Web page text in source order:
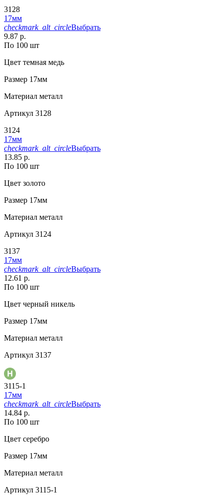
3128
17мм
checkmark_alt_circleВыбрать
9.87 р.
По 100 шт
Цвет темная медь
Размер 17мм
Материал металл
Артикул 3128
3124
17мм
checkmark_alt_circleВыбрать
13.85 р.
По 100 шт
Цвет золото
Размер 17мм
Материал металл
Артикул 3124
3137
17мм
checkmark_alt_circleВыбрать
12.61 р.
По 100 шт
Цвет черный никель
Размер 17мм
Материал металл
Артикул 3137
3115-1
17мм
checkmark_alt_circleВыбрать
14.84 р.
По 100 шт
Цвет серебро
Размер 17мм
Материал металл
Артикул 3115-1